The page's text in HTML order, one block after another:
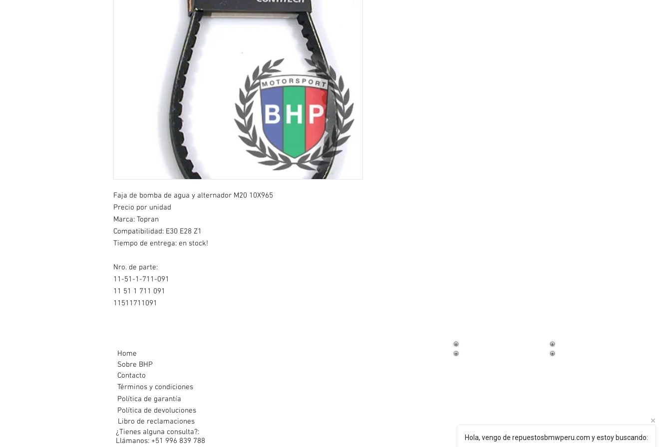
Faja de bomba de agua y alternador M20 10X965
Precio por unidad
Marca: Topran
Compatibilidad: E30 E28 Z1
Tiempo de entrega: en stock!
Nro. de parte:
11-51-1-711-091
11 51 1 711 091
11511711091
Home
Sobre BHP
Contacto
Términos y condiciones
Política de garantía
Política de devoluciones
Libro de reclamaciones
¿Tienes alguna consulta?:
Llámanos: +51 996 839 788
Hola, vengo de repuestosbmwperu.com y estoy buscando: